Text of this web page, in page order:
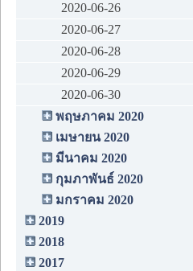
2020-06-26
2020-06-27
2020-06-28
2020-06-29
2020-06-30
พฤษภาคม 2020
เมษายน 2020
มีนาคม 2020
กุมภาพันธ์ 2020
มกราคม 2020
2019
2018
2017